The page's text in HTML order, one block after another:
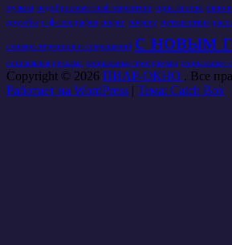
музыка недобросовестный маркетинг одна кнопка окно
дружбы п-ф-география пофиг пофигу путешествия
словарь терминов и сокращений с новым
социальная реклама социальные программы социальные
Copyright © 2026 ПИАР-ОКНО . Все
Работает на WordPress | Тема: Catch Box